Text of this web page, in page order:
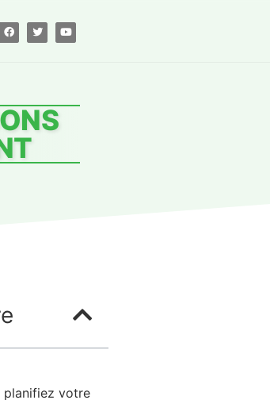
planifiez votre